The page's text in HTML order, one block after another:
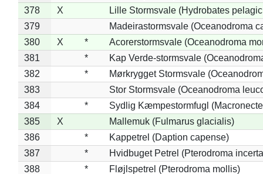
378
X
Lille Stormsvale (Hydrobates
379
Madeirastormsvale (Oceanodroma
380
X *
Acorerstormsvale (Oceanodroma
381
*
Kap Verde-stormsvale
382
*
Mørkrygget Stormsvale
383
Stor Stormsvale (Oceanodroma
384
*
Sydlig Kæmpestormfugl
385
X
Mallemuk (Fulmarus glacialis)
386
*
Kappetrel (Daption capense)
387
*
Hvidbuget Petrel (Pterodroma
388
*
Fløjlspetrel (Pterodroma mollis)